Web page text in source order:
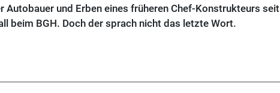
und Erben eines früheren Chef-Konstrukteurs seit
beim BGH. Doch der sprach nicht das letzte Wort.